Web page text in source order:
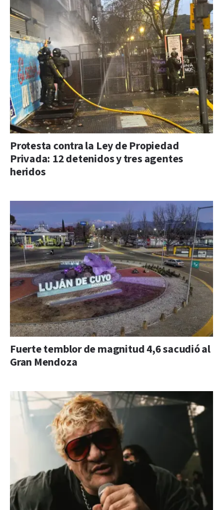
Protesta contra la Ley de Propiedad
Privada: 12 detenidos y tres agentes
heridos
Fuerte temblor de magnitud 4,6 sacudió al
Gran Mendoza